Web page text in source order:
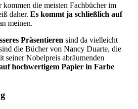
kommen die meis­ten Fachbücher im
daher. Es kommt ja schließlich auf
meinen.
Präsentieren sind da vielleicht
die Bücher von Nancy Duarte, die
seiner Nobelpreis ab­räumenden
hoch­wertigem Papier in Farbe